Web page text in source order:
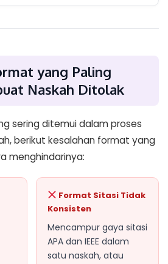
yang Paling
Naskah Ditolak
sering ditemui dalam proses
berikut kesalahan format yang
menghindarinya:
Format Sitasi Tidak
Konsisten
Mencampur gaya sitasi
APA dan IEEE dalam
satu naskah, atau